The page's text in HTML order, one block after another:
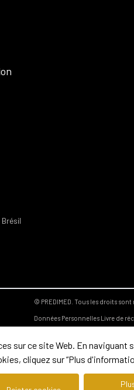
© PREDIMED. Tous les droits sont
Données PersonnellesLivre de
sur ce site Web. En
cliquez sur “Plus